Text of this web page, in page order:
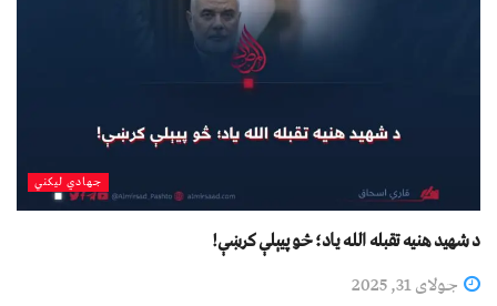
جهادي لیکني
د شهید هنیه تقبله الله یاد؛ څو پیېلې کرښې!
جولای 31, 2025